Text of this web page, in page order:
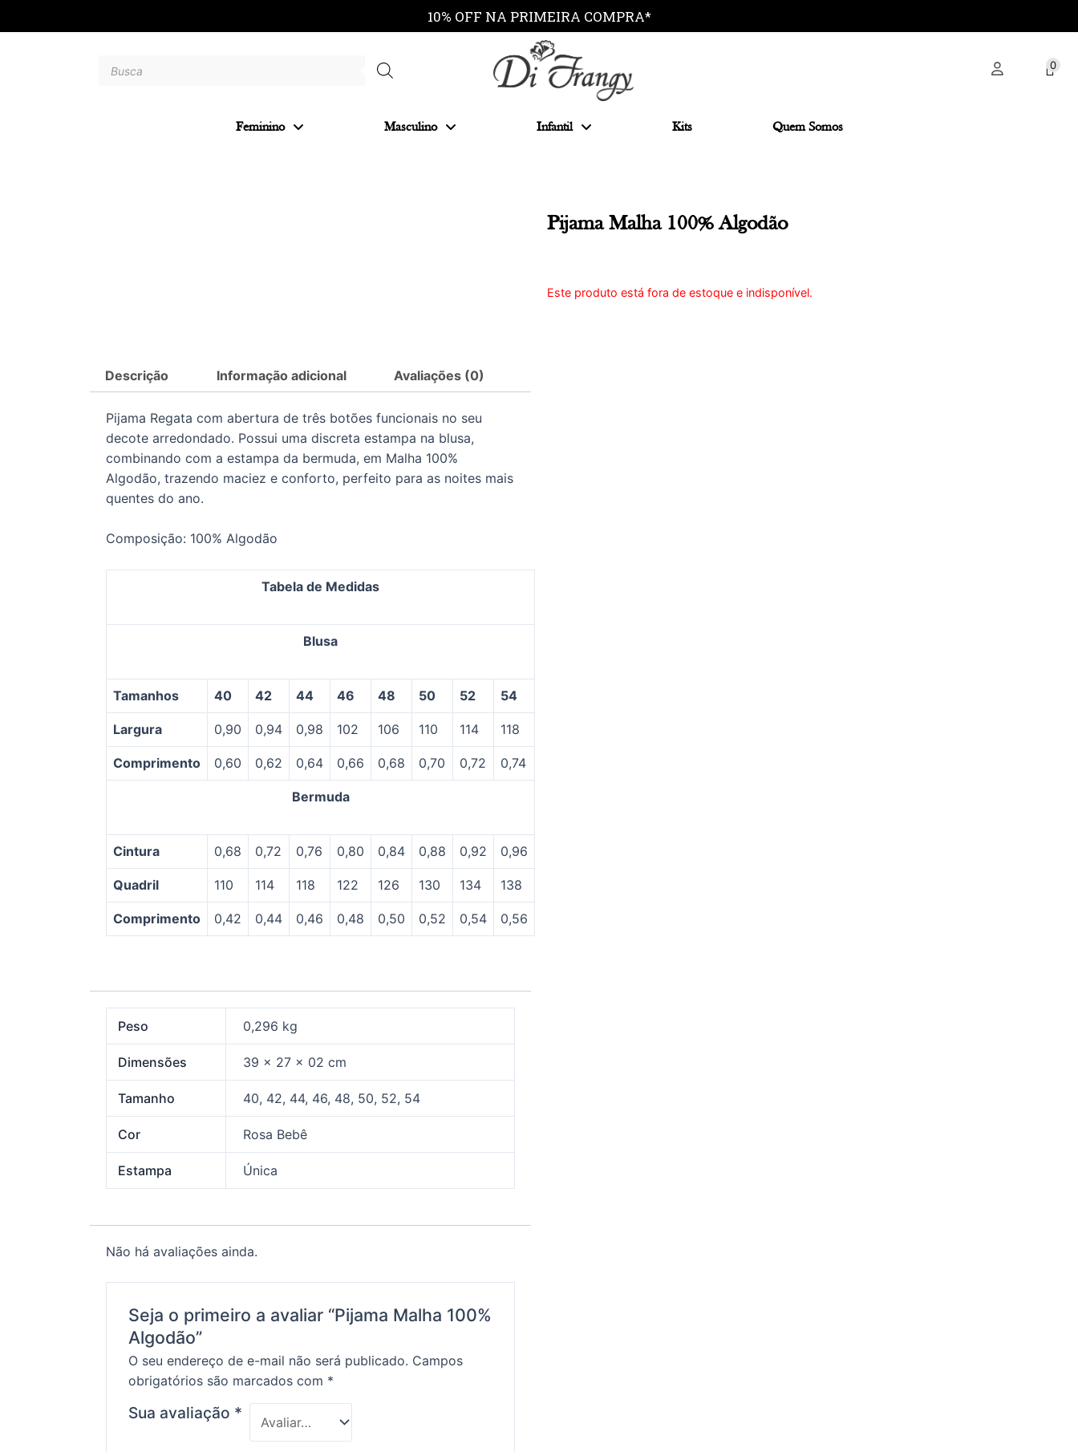
10% OFF NA PRIMEIRA COMPRA*
0
Feminino Masculino Infantil Kits Quem Somos
Descrição Informação adicional Avaliações (0)
Pijama Regata com abertura de três botões funcionais no seu
decote arredondado. Possui uma discreta estampa na blusa,
combinando com a estampa da bermuda, em Malha 100%
Algodão, trazendo maciez e conforto, perfeito para as noites mais
quentes do ano.
Composição: 100% Algodão
Tabela de Medidas
Blusa
Tamanhos 40 42 44 46 48 50 52 54
Largura 0,90 0,94 0,98 102 106 110 114 118
Comprimento 0,60 0,62 0,64 0,66 0,68 0,70 0,72 0,74
Bermuda
Cintura 0,68 0,72 0,76 0,80 0,84 0,88 0,92 0,96
Quadril 110 114 118 122 126 130 134 138
Comprimento 0,42 0,44 0,46 0,48 0,50 0,52 0,54 0,56
Peso 0,296 kg
Dimensões 39 × 27 × 02 cm
Tamanho 40, 42, 44, 46, 48, 50, 52, 54
Cor Rosa Bebê
Estampa Única
Não há avaliações ainda.
Seja o primeiro a avaliar “Pijama Malha 100%
Algodão”
O seu endereço de e-mail não será publicado. Campos
obrigatórios são marcados com *
Sua avaliação *
Pijama Malha 100% Algodão
Este produto está fora de estoque e indisponível.